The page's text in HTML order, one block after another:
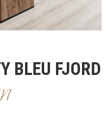
BLEU FJORD